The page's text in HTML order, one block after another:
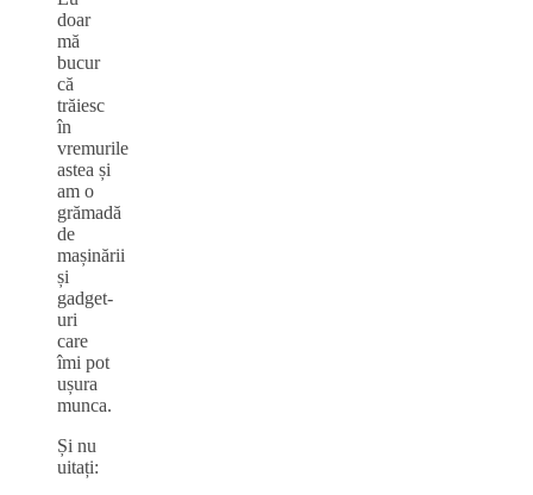
doar
mă
bucur
că
trăiesc
în
vremurile
astea și
am o
grămadă
de
mașinării
și
gadget-
uri
care
îmi pot
ușura
munca.
Și nu
uitați: